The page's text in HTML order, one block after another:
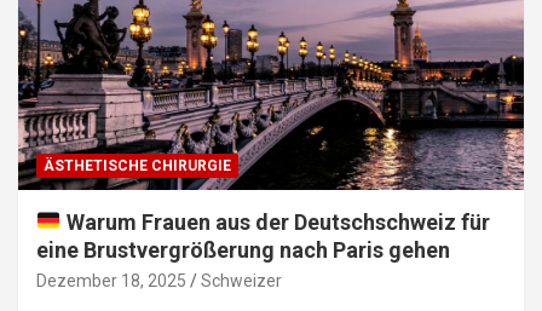
ÄSTHETISCHE CHIRURGIE
Warum Frauen aus der Deutschschweiz für
eine Brustvergrößerung nach Paris gehen
Dezember 18, 2025 Schweizer